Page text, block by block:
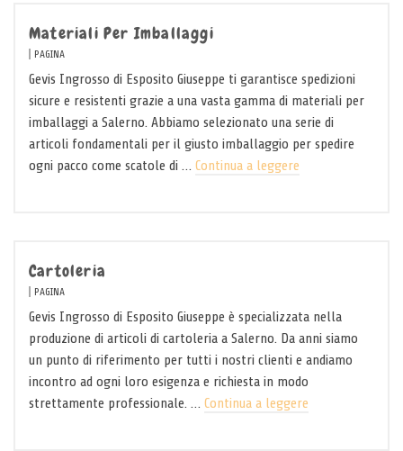
Materiali Per Imballaggi
PAGINA
Gevis Ingrosso di Esposito Giuseppe ti garantisce spedizioni
sicure e resistenti grazie a una vasta gamma di materiali per
imballaggi a Salerno. Abbiamo selezionato una serie di
articoli fondamentali per il giusto imballaggio per spedire
ogni pacco come scatole di … Continua a leggere
Cartoleria
PAGINA
Gevis Ingrosso di Esposito Giuseppe è specializzata nella
produzione di articoli di cartoleria a Salerno. Da anni siamo
un punto di riferimento per tutti i nostri clienti e andiamo
incontro ad ogni loro esigenza e richiesta in modo
strettamente professionale. … Continua a leggere